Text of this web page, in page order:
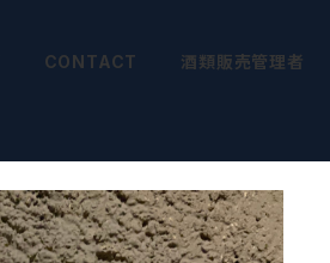
CONTACT 酒類販売管理者